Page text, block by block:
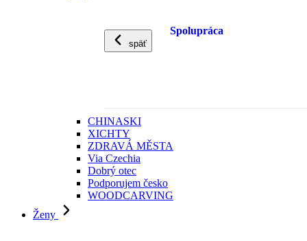
späť
Spolupráca
CHINASKI
XICHTY
ZDRAVÁ MĚSTA
Via Czechia
Dobrý otec
Podporujem česko
WOODCARVING
Ženy